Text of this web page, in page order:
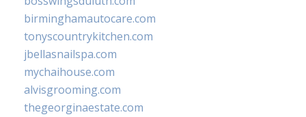
birminghamautocare.com
tonyscountrykitchen.com
jbellasnailspa.com
mychaihouse.com
alvisgrooming.com
thegeorginaestate.com